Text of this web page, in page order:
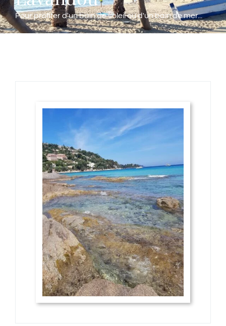
Activités
Pour profiter d'un bain de soleil ou d'un bain de mer...